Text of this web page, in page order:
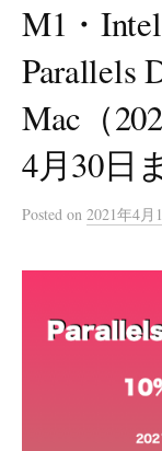
M1・
Parallels
Mac（
4月30日
Posted on 2021年4月